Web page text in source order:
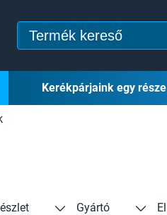
Kerékpárjaink egy
Gyártó